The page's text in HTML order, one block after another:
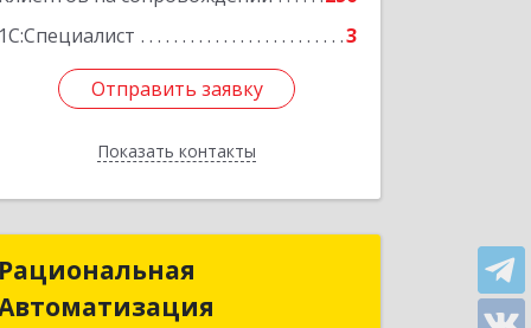
1С:Специалист
3
Отправить заявку
Показать контакты
Отправить заявку
Назад
РациональнаяРациональная
Автоматизация